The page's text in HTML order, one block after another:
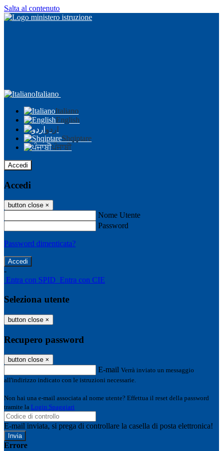
Salta al contenuto
Italiano
Italiano
English
اردو
Shqiptare
ਪੰਜਾਬੀ
Accedi
Accedi
button close ×
Nome Utente
Password
Password dimenticata?
-
Entra con SPID Entra con CIE
Seleziona utente
button close ×
Recupero password
button close ×
E-mail Verrà inviato un messaggio
all'indirizzo indicato con le istruzioni necessarie.
Non hai una e-mail associata al nome utente? Effettua il reset della password
tramite la Login Spaggiari
E-mail inviata, si prega di controllare la casella di posta elettronica!
Errore